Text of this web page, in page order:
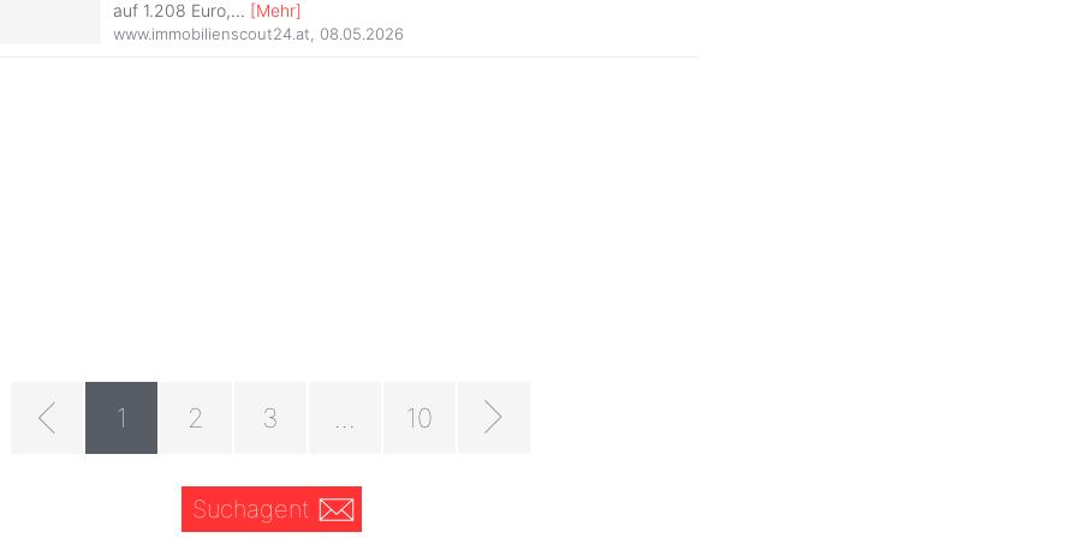
auf 1.208 Euro,... [Mehr]
www.immobilienscout24.at 08.05.2026
1 2 3 10
Suchagent